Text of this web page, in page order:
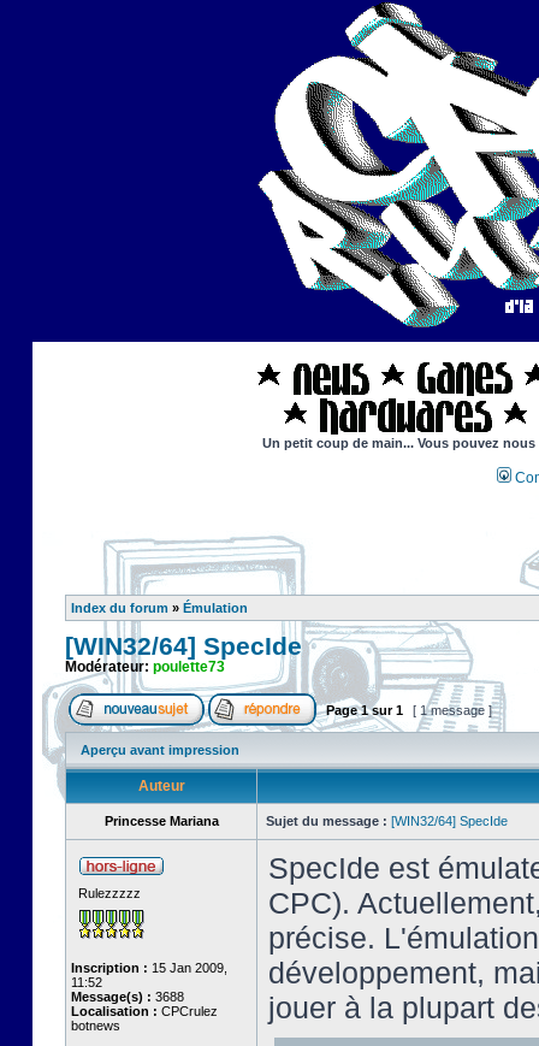
Un petit coup de main... Vous pouvez
Index du forum » Émulation
[WIN32/64] SpecIde
Modérateur: poulette73
Page1sur1 [ 1 message ]
Aperçu avant impression
Auteur
Princesse Mariana Sujet du message : [WIN32/64] SpecIde
Rulezzzzz
Inscription : 15 Jan 2009,
11:52
Message(s) : 3688
Localisation : CPCrulez
botnews
SpecIde est
CPC).
précise.
développement,
jouer à la plupart